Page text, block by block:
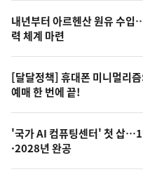
영
상
오
늘
의
사
진
내년부터 아르헨산 원유 수입
력 체계 마련
[달달정책] 휴대폰 미니멀리
예매 한 번에 끝!
'국가 AI 컴퓨팅센터' 첫 삽
·2028년 완공